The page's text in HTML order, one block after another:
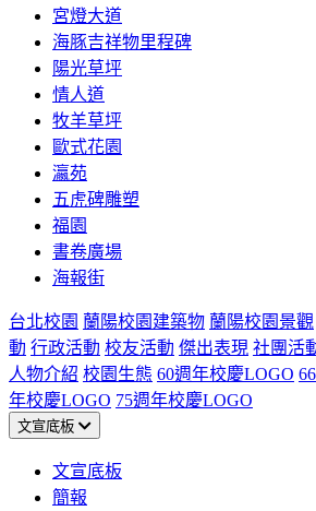
宮燈大道
海豚吉祥物里程碑
陽光草坪
情人道
牧羊草坪
歐式花園
瀛苑
五虎碑雕塑
福園
書卷廣場
海報街
台北校園 蘭陽校園建築物 蘭陽校園景觀
動 行政活動 校友活動 傑出表現 社團活
人物介紹 校園生態 60週年校慶LOGO
年校慶LOGO 75週年校慶LOGO
文宣底板
文宣底板
簡報